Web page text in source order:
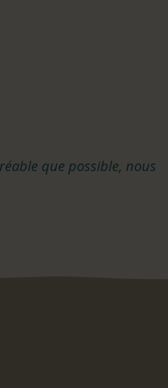
que possible, nous